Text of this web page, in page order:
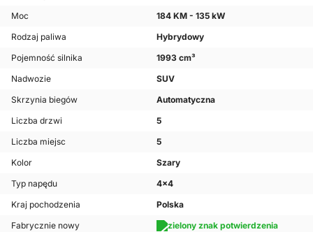
Moc
184 KM - 135 kW
Rodzaj paliwa
Hybrydowy
Pojemność silnika
1993 cm³
Nadwozie
SUV
Skrzynia biegów
Automatyczna
Liczba drzwi
5
Liczba miejsc
5
Kolor
Szary
Typ napędu
4x4
Kraj pochodzenia
Polska
Fabrycznie nowy